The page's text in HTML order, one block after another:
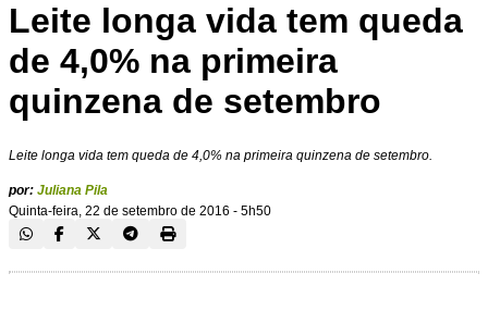
Leite longa vida tem queda
de 4,0% na primeira
quinzena de setembro
Leite longa vida tem queda de 4,0% na primeira quinzena de setembro.
por: Juliana Pila
Quinta-feira, 22 de setembro de 2016 - 5h50